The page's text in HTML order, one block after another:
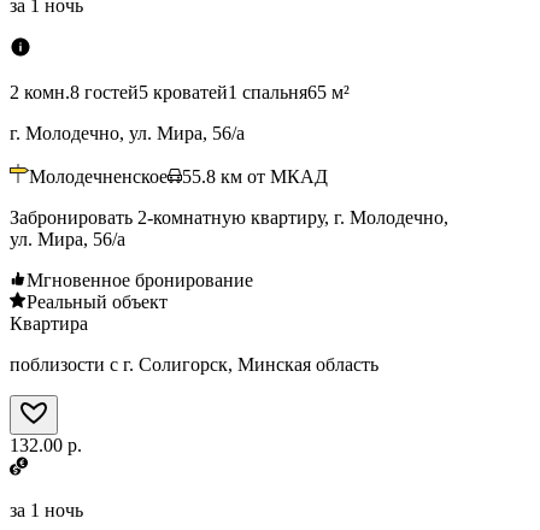
за 1 ночь
2 комн.8 гостей5 кроватей1 спальня65 м²
г. Молодечно, ул. Мира, 56/а
Молодечненское 55.8 км от МКАД
Забронировать 2-комнатную квартиру, г. Молодечно,
ул. Мира, 56/а
Мгновенное бронирование
Реальный объект
Квартира
поблизости с г. Солигорск, Минская область
132.00 р.
за 1 ночь